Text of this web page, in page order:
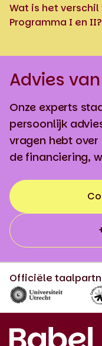
Wat is het verschil
Programma I en II?
Advies
Onze experts
persoonlijk
vragen hebt over
de financiering,
Officiële